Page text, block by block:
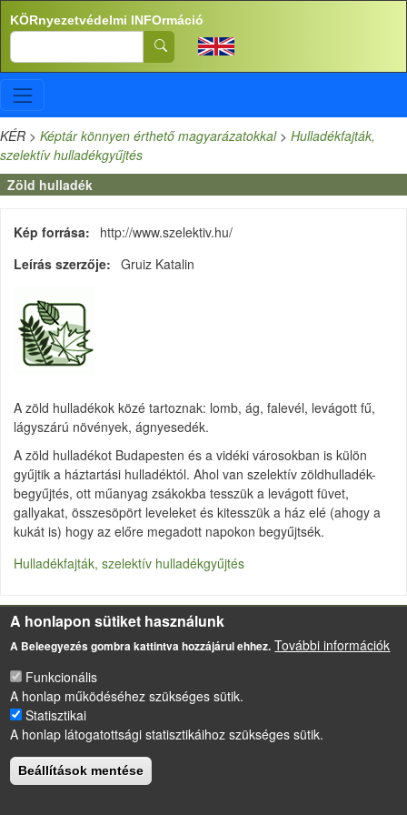
Ugrás a tartalomra
KÖRnyezetvédelmi INFOrmáció
Search
KÉR > Képtár könnyen érthető magyarázatokkal> Hulladékfajták,
szelektív hulladékgyűjtés
Zöld hulladék
Kép forrása
http://www.szelektiv.hu/
Leírás szerzője
Gruiz Katalin
A zöld hulladékok közé tartoznak: lomb, ág, falevél, levágott fű,
lágyszárú növények, ágnyesedék.
A zöld hulladékot Budapesten és a vidéki városokban is külön
gyűjtik a háztartási hulladéktól. Ahol van szelektív zöldhulladék-
begyűjtés, ott műanyag zsákokba tesszük a levágott füvet,
gallyakat, összesöpört leveleket és kitesszük a ház elé (ahogy a
kukát is) hogy az előre megadott napokon begyűjtsék.
Hulladékfajták, szelektív hulladékgyűjtés
LÁBLÉC
Impresszum
Drupal alapú webhely
A honlapon sütiket használunk
A Beleegyezés gombra kattintva hozzájárul ehhez. További információk
Funkcionális
A honlap működéséhez szükséges sütik.
Statisztikai
A honlap látogatottsági statisztikáihoz szükséges sütik.
Beállítások mentése